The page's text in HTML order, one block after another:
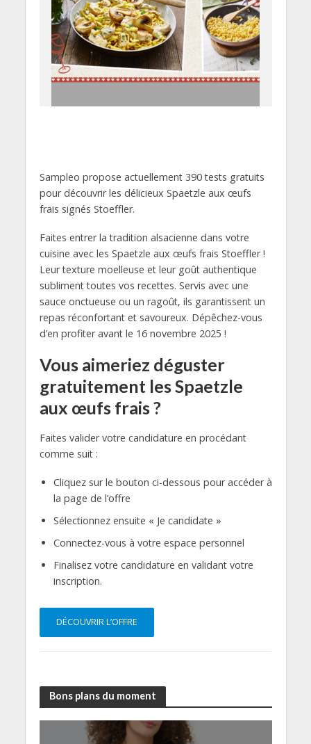
Sampleo propose actuellement 390 tests gratuits
pour découvrir les délicieux Spaetzle aux œufs
frais signés Stoeffler.
Faites entrer la tradition alsacienne dans votre
cuisine avec les Spaetzle aux œufs frais Stoeffler !
Leur texture moelleuse et leur goût authentique
subliment toutes vos recettes. Servis avec une
sauce onctueuse ou un ragoût, ils garantissent un
repas réconfortant et savoureux. Dépêchez-vous
d’en profiter avant le 16 novembre 2025 !
Vous aimeriez déguster
gratuitement les Spaetzle
aux œufs frais ?
Faites valider votre candidature en procédant
comme suit :
Cliquez sur le bouton ci-dessous pour accéder à
la page de l’offre
Sélectionnez ensuite « Je candidate »
Connectez-vous à votre espace personnel
Finalisez votre candidature en validant votre
inscription.
DÉCOUVRIR L’OFFRE
Bons plans du moment